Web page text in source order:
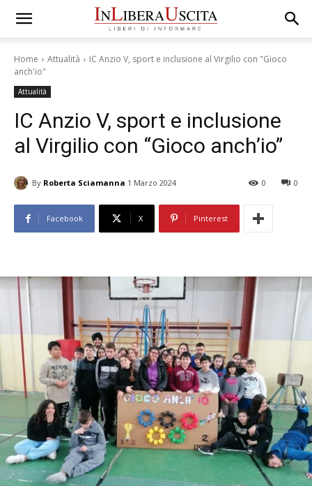
Home Attualità
IC Anzio V, sport e inclusione al Virgilio con "Gioco
anch'io"
Attualità
IC Anzio V, sport e inclusione
al Virgilio con “Gioco anch’io”
By Roberta Sciamanna 1 Marzo 2024 0
0
Facebook X Pinterest